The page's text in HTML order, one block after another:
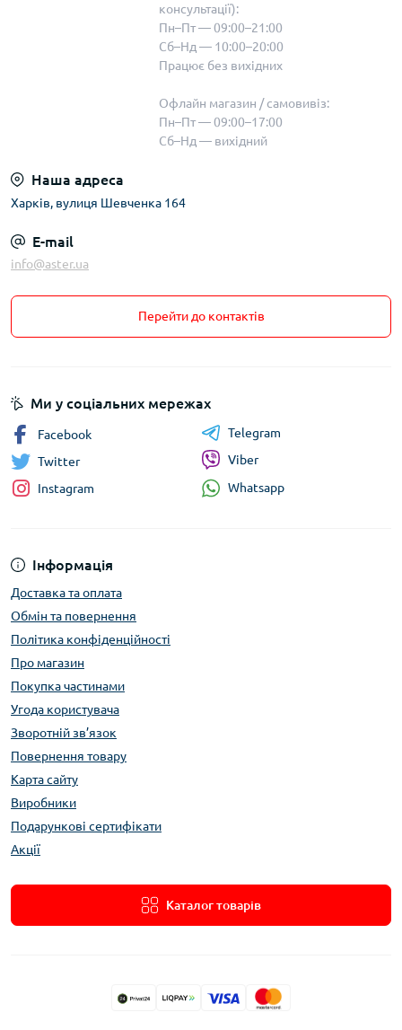
консультації):
Пн–Пт — 09:00–21:00
Сб–Нд — 10:00–20:00
Працює без вихідних
Офлайн магазин / самовивіз:
Пн–Пт — 09:00–17:00
Сб–Нд — вихідний
Наша адреса
Харків, вулиця Шевченка 164
E-mail
info@aster.ua
Перейти до контактів
Інформація
Доставка та оплата
Обмін та повернення
Політика конфіденційності
Про магазин
Покупка частинами
Угода користувача
Зворотній зв’язок
Повернення товару
Карта сайту
Виробники
Подарункові сертифікати
Акції
Каталог товарів
Ми у соціальних мережах
Facebook
Twitter
Instagram
Telegram
Viber
Whatsapp